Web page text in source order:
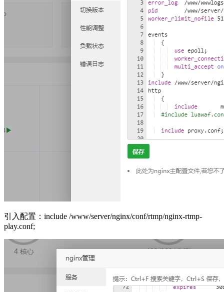
引入配置：include /www/server/nginx/conf/rtmp/nginx-rtmp-
play.conf;